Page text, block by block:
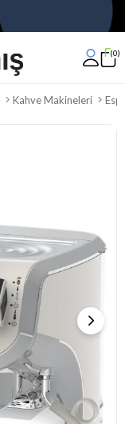
0
Kahve Makineleri